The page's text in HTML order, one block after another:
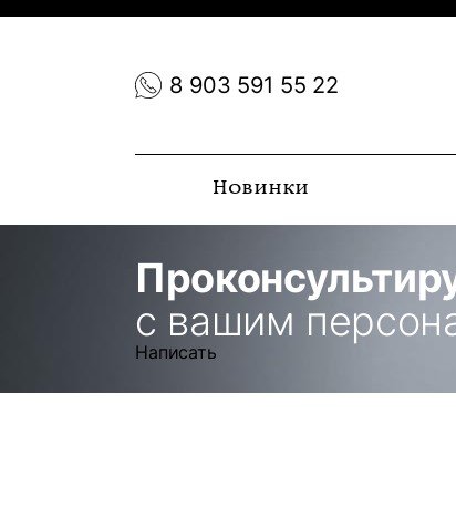
8 903 591 55 22
Новинки
с вашим
Написать